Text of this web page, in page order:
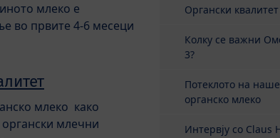
млеко е
во првите 4-6 месеци
млеко како
млечни
Органски квалитет
Колку се важни
3?
Потеклото на
органско млеко
Интервју со Claus